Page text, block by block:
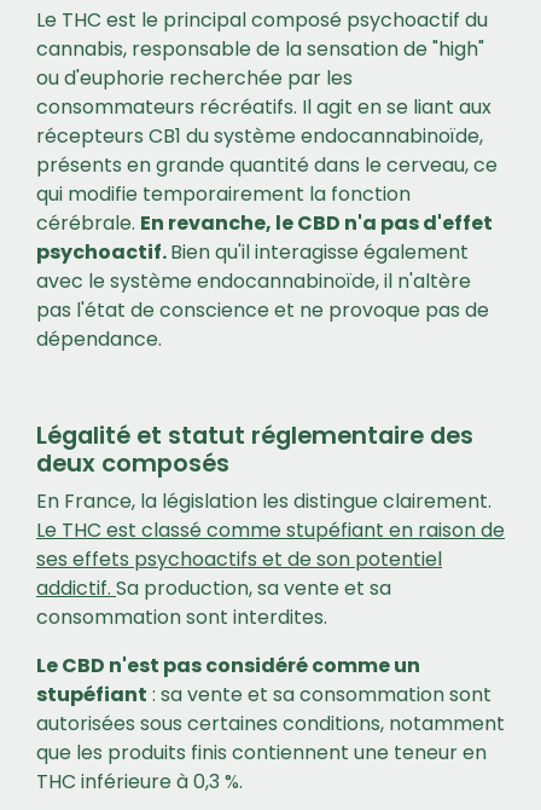
Le THC est le principal composé psychoactif du
cannabis, responsable de la sensation de "high"
ou d'euphorie recherchée par les
consommateurs récréatifs. Il agit en se liant aux
récepteurs CB1 du système endocannabinoïde,
présents en grande quantité dans le cerveau, ce
qui modifie temporairement la fonction
cérébrale. En revanche, le CBD n'a pas d'effet
psychoactif.Bien qu'il interagisse également
avec le système endocannabinoïde, il n'altère
pas l'état de conscience et ne provoque pas de
dépendance.
Légalité et statut réglementaire des
deux composés
En France, la législation les distingue clairement.
Le THC est classé comme stupéfiant en raison de
ses effets psychoactifs et de son potentiel
addictif. Sa production, sa vente et sa
consommation sont interdites.
Le CBD n'est pas considéré comme un
stupéfiant : sa vente et sa consommation sont
autorisées sous certaines conditions, notamment
que les produits finis contiennent une teneur en
THC inférieure à 0,3 %.